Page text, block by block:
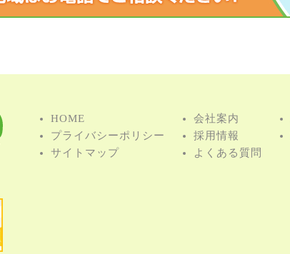
HOME
プライバシーポリシー
サイトマップ
会社案内
採用情報
よくある質問